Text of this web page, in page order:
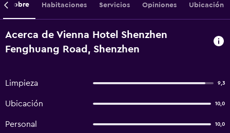
Sobre Habitaciones Servicios Opiniones Ubicación
Acerca de Vienna Hotel Shenzhen
Fenghuang Road, Shenzhen
Limpieza 9,3
Ubicación 10,0
Personal 10,0